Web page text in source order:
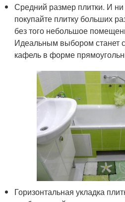
Средний размер плитки. И
покупайте плитку больших
без того небольшое
Идеальным выбором станет
кафель в форме
Горизонтальная укладка